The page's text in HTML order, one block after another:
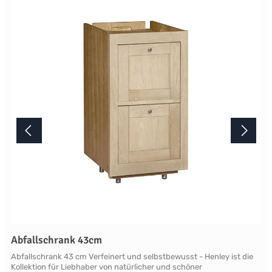
Produktes nicht authentisch wiedergegeben wird. Ihre Fragen zu
diesem Artikel beantworten wir Ihnen gerne telefonisch unter +49
2381 97372-0,per E-Mail an shop@landlord-living.de oder nach
Terminabsprache persönlich in unserem Showroom.
Abfallschrank 43cm
Abfallschrank 43 cm Verfeinert und selbstbewusst - Henley ist die
Kollektion für Liebhaber von natürlicher und schöner